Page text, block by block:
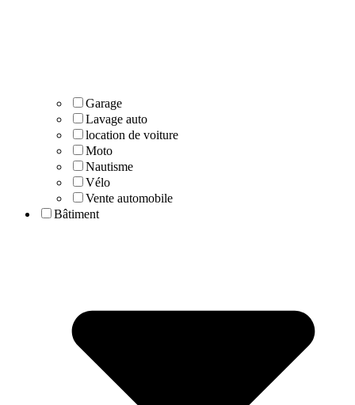
Garage
Lavage auto
location de voiture
Moto
Nautisme
Vélo
Vente automobile
Bâtiment